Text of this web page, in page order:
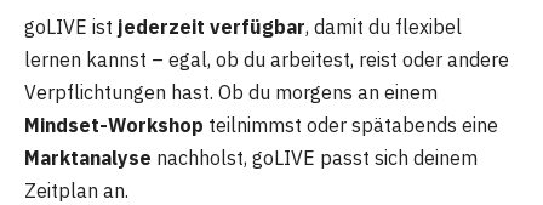
goLIVE ist jederzeit verfügbar, damit du flexibel
lernen kannst – egal, ob du arbeitest, reist oder andere
Verpflichtungen hast. Ob du morgens an einem
Mindset-Workshop teilnimmst oder spätabends eine
Marktanalyse nachholst, goLIVE passt sich deinem
Zeitplan an.